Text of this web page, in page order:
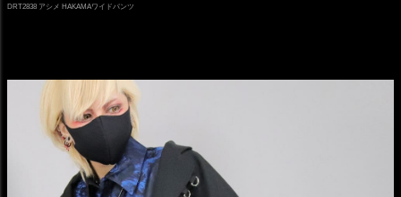
DRT2838 アシメ HAKAMAワイドパンツ